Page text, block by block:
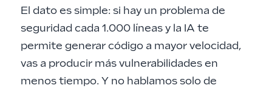
El dato es simple: si hay un problema de
seguridad cada 1.000 líneas y la IA te
permite generar código a mayor velocidad,
vas a producir más vulnerabilidades en
menos tiempo. Y no hablamos solo de